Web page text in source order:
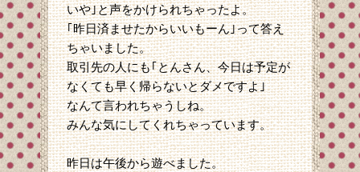
いや｣と声をかけられちゃったよ。
｢昨日済ませたからいいもーん｣って答え
ちゃいました。
取引先の人にも｢とんさん、今日は予定が
なくても早く帰らないとダメですよ｣
なんて言われちゃうしね。
みんな気にしてくれちゃっています。
昨日は午後から遊べました。